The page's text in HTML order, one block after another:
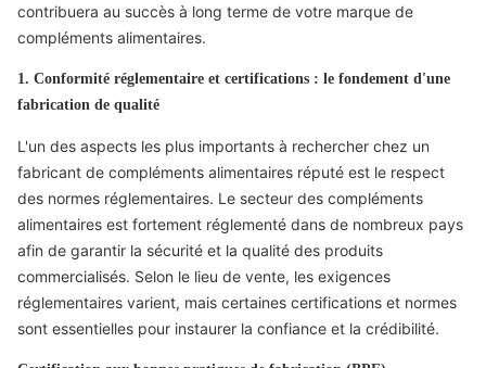
contribuera au succès à long terme de votre marque de
compléments alimentaires.
1. Conformité réglementaire et certifications : le fondement d'une
fabrication de qualité
L'un des aspects les plus importants à rechercher chez un
fabricant de compléments alimentaires réputé est le respect
des normes réglementaires. Le secteur des compléments
alimentaires est fortement réglementé dans de nombreux pays
afin de garantir la sécurité et la qualité des produits
commercialisés. Selon le lieu de vente, les exigences
réglementaires varient, mais certaines certifications et normes
sont essentielles pour instaurer la confiance et la crédibilité.